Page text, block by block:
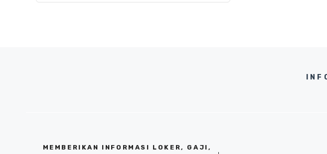
MEMBERIKAN INFORMASI LOKER, GAJI,